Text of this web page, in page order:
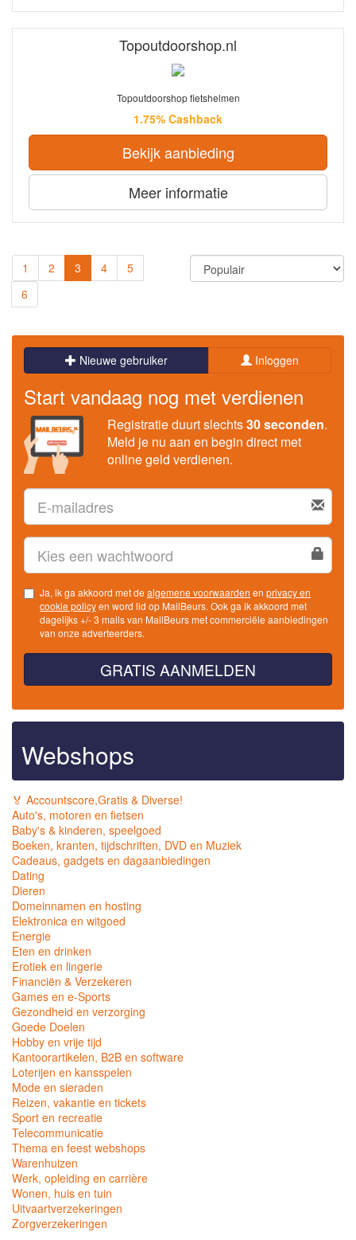
Topoutdoorshop.nl
Topoutdoorshop fietshelmen
1.75% Cashback
Bekijk aanbieding
Meer informatie
1 2 3 4
5
6
Nieuwe gebruiker Inloggen
Start vandaag nog met verdienen
Registratie duurt slechts30 seconden.
Meld je nu aan en begin direct met
online geld verdienen.
Ja, ik ga akkoord met de algemene voorwaarden en privacy en
cookie policy
dagelijks +/- 3 mails van MailBeurs met commerciële aanbiedingen
van onze adverteerders.
GRATIS AANMELDEN
Webshops
🏅 Accountscore,Gratis & Diverse!
Auto's, motoren en fietsen
Baby's & kinderen, speelgoed
Boeken, kranten, tijdschriften, DVD en Muziek
Cadeaus, gadgets en dagaanbiedingen
Dating
Dieren
Domeinnamen en hosting
Elektronica en witgoed
Energie
Eten en drinken
Erotiek en lingerie
Financiën & Verzekeren
Games en e-Sports
Gezondheid en verzorging
Goede Doelen
Hobby en vrije tijd
Kantoorartikelen, B2B en software
Loterijen en kansspelen
Mode en sieraden
Reizen, vakantie en tickets
Sport en recreatie
Telecommunicatie
Thema en feest webshops
Warenhuizen
Werk, opleiding en carrière
Wonen, huis en tuin
Uitvaartverzekeringen
Zorgverzekeringen